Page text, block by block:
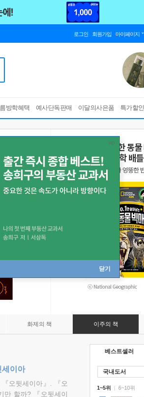
로그인 회원가입 마이페이지
방학혜택 예사단독판매 이달의사은품 특가할인
닫기
화제의 책 이주의 책
세이아
오뒷세이아』. 『오
만 할까? 『오뒷세이
베스트셀러
국내도서
1~5위 | 6~10위